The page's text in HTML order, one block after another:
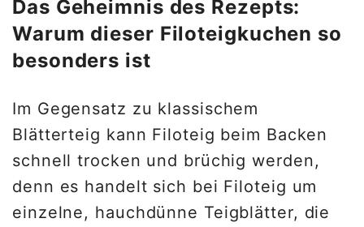
Das Geheimnis des Rezepts:
Warum dieser Filoteigkuchen so
besonders ist
Im Gegensatz zu klassischem
Blätterteig kann Filoteig beim Backen
schnell trocken und brüchig werden,
denn es handelt sich bei Filoteig um
einzelne, hauchdünne Teigblätter, die